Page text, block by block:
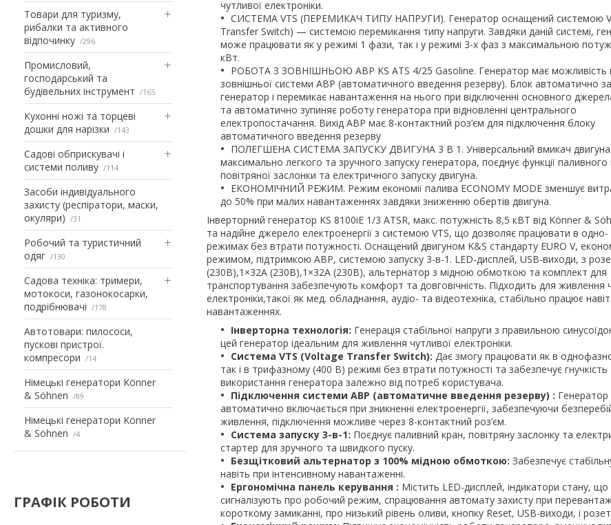
Товари для туризму,
рибалки та активного
відпочинку
296
Промисловий,
господарський та
будівельних інструмент
165
Кухонні ножі та торцеві
дошки для нарізки
143
Садові обприскувачі і
системи поливу
114
Засоби індивідуального
захисту (респіратори, маски,
окуляри)
31
Робочий та туристичний
одяг
130
Садова техніка: тримери,
мотокоси, газонокосарки,
подрібнювачі
178
Автотовари: пилососи,
пускові пристрої.
компресори
14
Німецькі генератори Könner
& Söhnen
89
Німецькі генератори Könner
& Söhnen
4
ГРАФІК РОБОТИ
чутливої електроніки.
СИСТЕМА VTS (ПЕРЕМИКАЧ ТИПУ НАПРУГИ). Генератор оснащений системою
Transfer Switch) — системою перемикання типу напруги. Завдяки даній системі,
може працювати як у режимі 1 фази, так і у режимі 3-х фаз з максимальною
кВт.
РОБОТА З ЗОВНІШНЬОЮ АВР KS ATS 4/25 Gasoline. Генератор має можливість
зовнішньої системи АВР (автоматичного введення резерву). Блок автоматично
генератор і перемикає навантаження на нього при відключенні основного
та автоматично зупиняє роботу генератора при відновленні центрального
електропостачання. Вихід АВР має 8-контактний роз’єм для підключення блоку
автоматичного введення резерву
ПОЛЕГШЕНА СИСТЕМА ЗАПУСКУ ДВИГУНА 3 В 1. Універсальний вмикач двигуна
максимально легкого та зручного запуску генератора, поєднує функції паливного
повітряної заслонки та електричного запуску двигуна.
ЕКОНОМІЧНИЙ РЕЖИМ. Режим економії палива ECONOMY MODE зменшує
до 50% при малих навантаженнях завдяки зниженню обертів двигуна.
Інверторний генератор KS 8100iE 1/3 ATSR, макс. потужність 8,5 кВТ від Könner &
та надійне джерело електроенергії з системою VTS, що дозволяє працювати в
режимах без втрати потужності. Оснащений двигуном K&S стандарту EURO V,
режимом, підтримкою АВР, системою запуску 3-в-1. LED-дисплей, USB-виходи, з
(230B),1×32A (230B),1×32A (230B), альтернатор з мідною обмоткою та комплект для
транспортування забезпечують комфорт та довговічність. Підходить для живлення
електроніки,такої як мед. обладнання, аудіо- та відеотехніка, стабільно працює
навантаженнях.
Інверторна технологія: Генерація стабільної напруги з правильною
цей генератор ідеальним для живлення чутливої електроніки.
Система VTS (Voltage Transfer Switch): Дає змогу працювати як в
так і в трифазному (400 В) режимі без втрати потужності та забезпечує гнучкість
використання генератора залежно від потреб користувача.
Підключення системи АВР (автоматичне введення резерву) : Генератор
автоматично включається при зникненні електроенергії, забезпечуючи
живлення, підключення можливе через 8-контактний роз’єм.
Система запуску 3-в-1: Поєднує паливний кран, повітряну заслонку та
стартер для зручного та швидкого пуску.
Безщітковий альтернатор з 100% мідною обмоткою: Забезпечує
навіть при інтенсивному навантаженні.
Ергономічна панель керування : Містить LED-дисплей, індикатори стану, що
сигналізують про робочий режим, спрацювання автомату захисту при
короткому замиканні, про низький рівень оливи, кнопку Reset, USB-виходи, і